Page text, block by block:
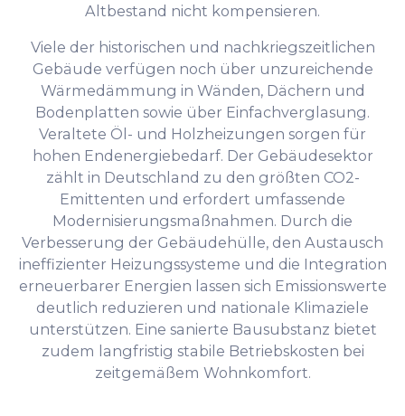
Altbestand nicht kompensieren.
Viele der historischen und nachkriegszeitlichen
Gebäude verfügen noch über unzureichende
Wärmedämmung in Wänden, Dächern und
Bodenplatten sowie über Einfachverglasung.
Veraltete Öl- und Holzheizungen sorgen für
hohen Endenergiebedarf. Der Gebäudesektor
zählt in Deutschland zu den größten CO2-
Emittenten und erfordert umfassende
Modernisierungsmaßnahmen. Durch die
Verbesserung der Gebäudehülle, den Austausch
ineffizienter Heizungssysteme und die Integration
erneuerbarer Energien lassen sich Emissionswerte
deutlich reduzieren und nationale Klimaziele
unterstützen. Eine sanierte Bausubstanz bietet
zudem langfristig stabile Betriebskosten bei
zeitgemäßem Wohnkomfort.